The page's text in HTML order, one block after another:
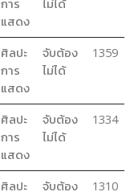
การ
แสดง
ไม่ได้
ศิลปะ
การ
แสดง
จับต้อง
ไม่ได้
1359
ศิลปะ
การ
แสดง
จับต้อง
ไม่ได้
1334
ศิลปะ
จับต้อง
1310